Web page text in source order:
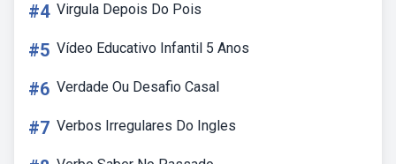
#4 Virgula Depois Do Pois
#5 Vídeo Educativo Infantil 5 Anos
#6 Verdade Ou Desafio Casal
#7 Verbos Irregulares Do Ingles